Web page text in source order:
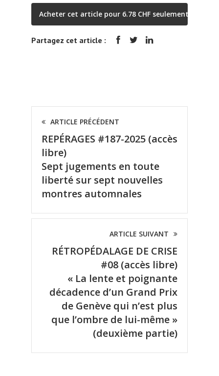
Acheter cet article pour 6.78 CHF seulement
Partagez cet article :
ARTICLE PRÉCÉDENT
REPÉRAGES #187-2025 (accès
libre)
Sept jugements en toute
liberté sur sept nouvelles
montres automnales
ARTICLE SUIVANT
RÉTROPÉDALAGE DE CRISE
#08 (accès libre)
« La lente et poignante
décadence d’un Grand Prix
de Genève qui n’est plus
que l’ombre de lui-même »
(deuxième partie)